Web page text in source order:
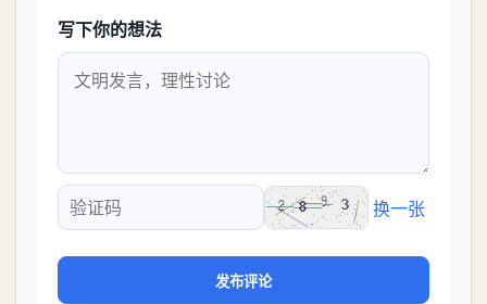
写下你的想法
验证码
换一张
发布评论